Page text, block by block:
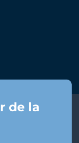
de la